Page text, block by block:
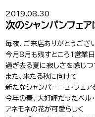
Recruit
Recruit
2019.08.30
次のシャンパンフェアは
毎夜、ご来店ありがとうござ
今月8月も残すところ1営業日
過ぎ去る夏に寂しさを感じつ
また、来たる秋に向けて
新たなシャンパーニュ・フェア
今年の春、大好評だったベル
アネモネの花が可愛らしく